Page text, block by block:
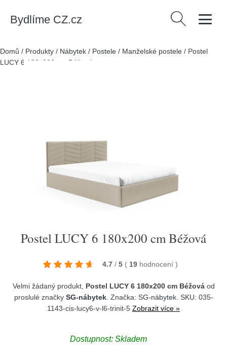
Bydlíme CZ.cz Vyhledávání
Domů / Produkty / Nábytek / Postele / Manželské postele / Postel
LUCY 6 180x200 cm Béžová
Postel LUCY 6 180x200 cm Béžová
4.7 / 5 ( 19 hodnocení )
Velmi žádaný produkt, Postel LUCY 6 180x200 cm Béžováod
proslulé značky SG-nábytek. Značka: SG-nábytek. SKU: 035-
1143-cis-lucy6-v-l6-trinit-5 Zobrazit více »
Dostupnost: Skladem